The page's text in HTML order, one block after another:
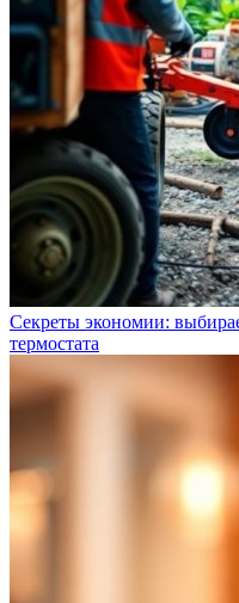
Секреты экономии:
термостата